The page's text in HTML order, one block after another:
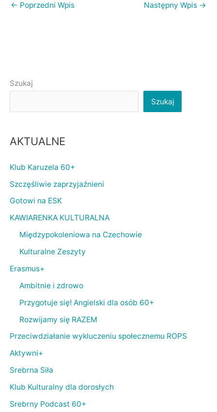
← Poprzedni Wpis Następny Wpis →
Szukaj
Szukaj
AKTUALNE
Klub Karuzela 60+
Szczęśliwie zaprzyjaźnieni
Gotowi na ESK
KAWIARENKA KULTURALNA
Międzypokoleniowa na Czechowie
Kulturalne Zeszyty
Erasmus+
Ambitnie i zdrowo
Przygotuje się! Angielski dla osób 60+
Rozwijamy się RAZEM
Przeciwdziałanie wykluczeniu społecznemu ROPS
Aktywni+
Srebrna Siła
Klub Kulturalny dla dorosłych
Srebrny Podcast 60+